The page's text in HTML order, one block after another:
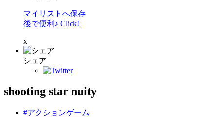
マイリストへ保存
後で便利♪ Click!
x
シェア
shooting star nuity
#アクションゲーム